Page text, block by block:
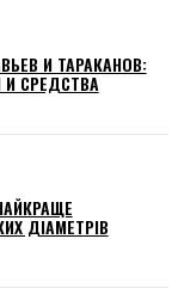
И ТАРАКАНОВ:
СРЕДСТВА
ДІАМЕТРІВ